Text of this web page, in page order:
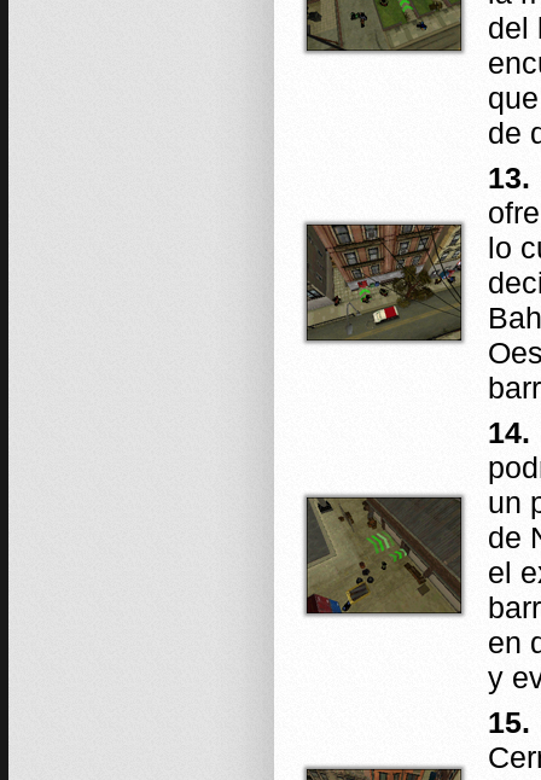
del
de
13.
lo
14.
un
de
el
en
y
15.